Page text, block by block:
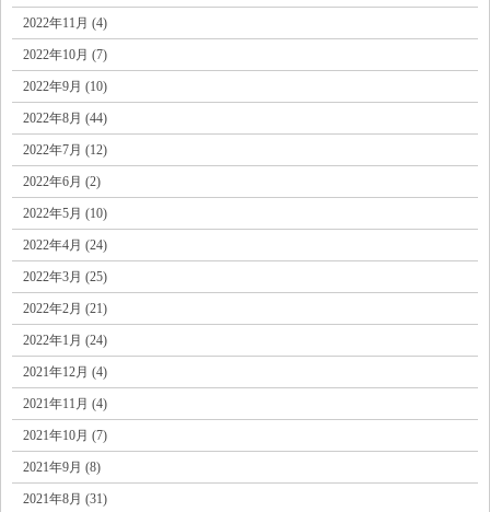
2022年11月 (4)
2022年10月 (7)
2022年9月 (10)
2022年8月 (44)
2022年7月 (12)
2022年6月 (2)
2022年5月 (10)
2022年4月 (24)
2022年3月 (25)
2022年2月 (21)
2022年1月 (24)
2021年12月 (4)
2021年11月 (4)
2021年10月 (7)
2021年9月 (8)
2021年8月 (31)